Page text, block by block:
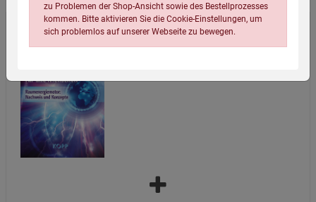
Freie Energie für alle Menschen
zu Problemen der Shop-Ansicht sowie des Bestellprozesses
kommen. Bitte aktivieren Sie die Cookie-Einstellungen, um
sich problemlos auf unserer Webseite zu bewegen.
Einstellungen speichern für die Gruppe
Einstellungen speichern für die Gruppe
Einwilligung nicht erteilen